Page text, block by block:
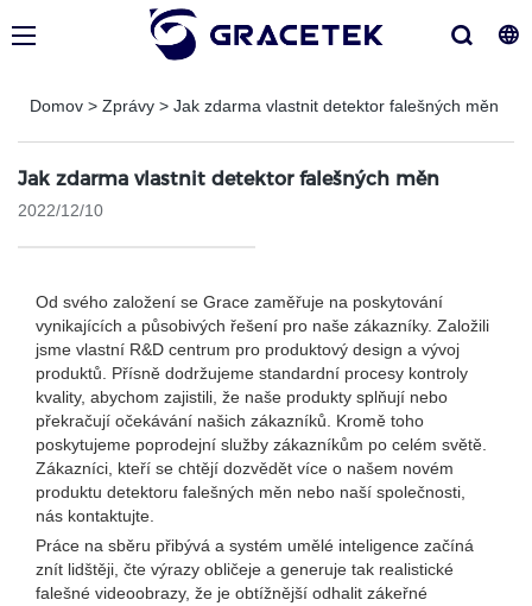
Domov > Zprávy > Jak zdarma vlastnit detektor falešných měn
Jak zdarma vlastnit detektor falešných měn
2022/12/10
Od svého založení se Grace zaměřuje na poskytování
vynikajících a působivých řešení pro naše zákazníky. Založili
jsme vlastní R&D centrum pro produktový design a vývoj
produktů. Přísně dodržujeme standardní procesy kontroly
kvality, abychom zajistili, že naše produkty splňují nebo
překračují očekávání našich zákazníků. Kromě toho
poskytujeme poprodejní služby zákazníkům po celém světě.
Zákazníci, kteří se chtějí dozvědět více o našem novém
produktu detektoru falešných měn nebo naší společnosti,
nás kontaktujte.
Práce na sběru přibývá a systém umělé inteligence začíná
znít lidštěji, čte výrazy obličeje a generuje tak realistické
falešné videoobrazy, že je obtížnější odhalit zákeřné